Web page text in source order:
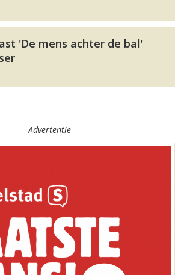
'De mens achter de bal'
Advertentie